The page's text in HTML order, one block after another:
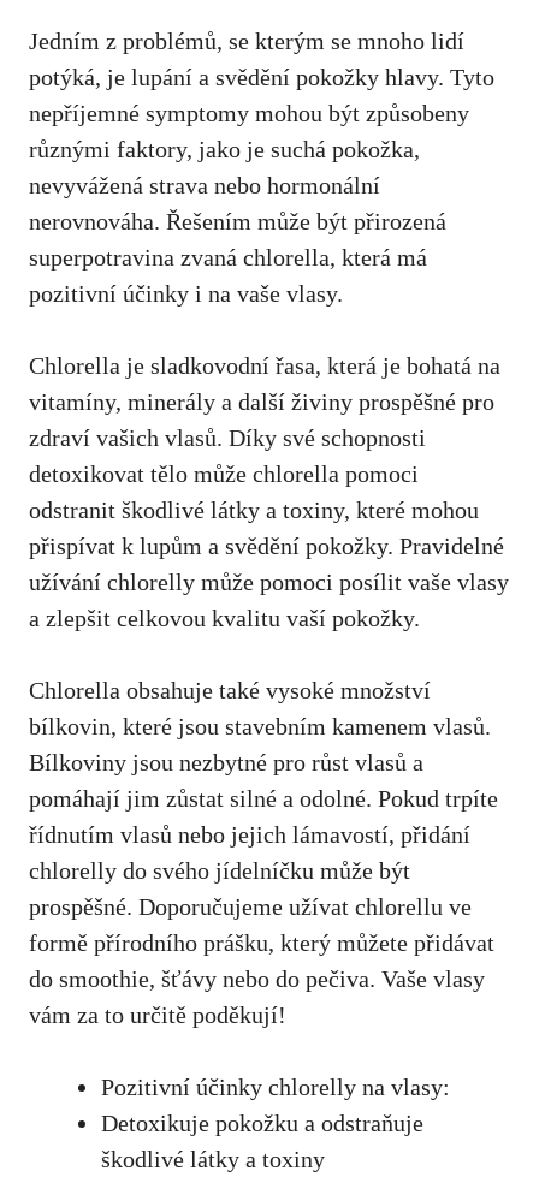
Jedním z problémů, se kterým se mnoho lidí
potýká, je lupání a svědění pokožky hlavy. Tyto
nepříjemné symptomy mohou být způsobeny
různými faktory, jako je suchá pokožka,
nevyvážená strava nebo hormonální
nerovnováha. Řešením může být přirozená
superpotravina zvaná chlorella, která má
pozitivní účinky i na vaše vlasy.
Chlorella je sladkovodní řasa, která je bohatá na
vitamíny, minerály a další živiny prospěšné pro
zdraví vašich vlasů. Díky své schopnosti
detoxikovat tělo může chlorella pomoci
odstranit škodlivé látky a toxiny, které mohou
přispívat k lupům a svědění pokožky. Pravidelné
užívání chlorelly může pomoci posílit vaše vlasy
a zlepšit celkovou kvalitu vaší pokožky.
Chlorella obsahuje také vysoké množství
bílkovin, které jsou stavebním kamenem vlasů.
Bílkoviny jsou nezbytné pro růst vlasů a
pomáhají jim zůstat silné a odolné. Pokud trpíte
řídnutím vlasů nebo jejich lámavostí, přidání
chlorelly do svého jídelníčku může být
prospěšné. Doporučujeme užívat chlorellu ve
formě přírodního prášku, který můžete přidávat
do smoothie, šťávy nebo do pečiva. Vaše vlasy
vám za to určitě poděkují!
Pozitivní účinky chlorelly na vlasy:
Detoxikuje pokožku a odstraňuje
škodlivé látky a toxiny